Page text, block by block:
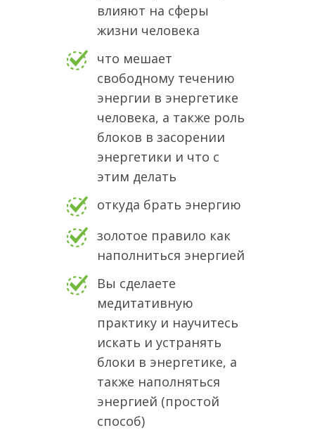
влияют на сферы
жизни человека
что мешает
свободному течению
энергии в энергетике
человека, а также роль
блоков в засорении
энергетики и что с
этим делать
откуда брать энергию
золотое правило как
наполниться энергией
Вы сделаете
медитативную
практику и научитесь
искать и устранять
блоки в энергетике, а
также наполняться
энергией (простой
способ)